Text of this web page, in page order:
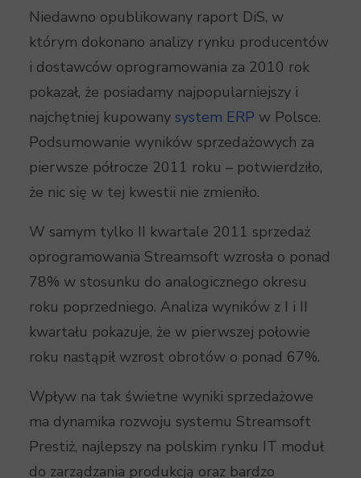
Niedawno opublikowany raport DiS, w
którym dokonano analizy rynku producentów
i dostawców oprogramowania za 2010 rok
pokazał, że posiadamy najpopularniejszy i
najchętniej kupowany system ERP w Polsce.
Podsumowanie wyników sprzedażowych za
pierwsze półrocze 2011 roku – potwierdziło,
że nic się w tej kwestii nie zmieniło.
W samym tylko II kwartale 2011 sprzedaż
oprogramowania Streamsoft wzrosła o ponad
78% w stosunku do analogicznego okresu
roku poprzedniego. Analiza wyników z I i II
kwartału pokazuje, że w pierwszej połowie
roku nastąpił wzrost obrotów o ponad 67%.
Wpływ na tak świetne wyniki sprzedażowe
ma dynamika rozwoju systemu Streamsoft
Prestiż, najlepszy na polskim rynku IT moduł
do zarządzania produkcją oraz bardzo